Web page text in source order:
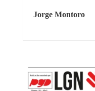
Jorge Montoro